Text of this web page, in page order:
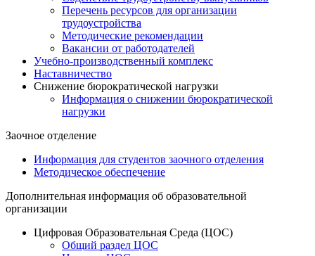
Перечень ресурсов для организации
трудоустройства
Методические рекомендации
Вакансии от работодателей
Учебно-производственный комплекс
Наставничество
Снижение бюрократической нагрузки
Информация о снижении бюрократической
нагрузки
Заочное отделение
Информация для студентов заочного отделения
Методическое обеспечение
Дополнительная информация об образовательной
организации
Цифровая Образовательная Среда (ЦОС)
Общий раздел ЦОС